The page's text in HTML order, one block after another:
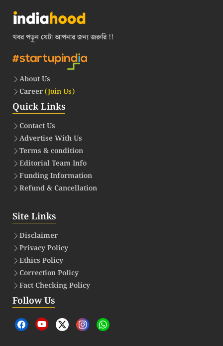
খবর পড়ুন যেটা আপনার জন্য জরুরি !!
About Us
Career(Join Us)
Quick Links
Contact Us
Advertise With Us
Terms & condition
Editorial Team Info
Funding Information
Refund & Cancellation
Site Links
Disclaimer
Privacy Policy
Ethics Policy
Correction Policy
Fact Checking Policy
Follow Us